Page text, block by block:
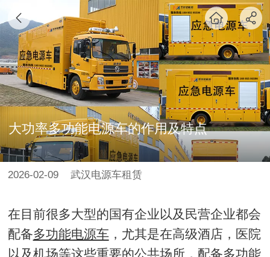
大功率多功能电源车的作用及特点
2026-02-09 武汉电源车租赁
在目前很多大型的国有企业以及民营企业都会
配备多功能电源车，尤其是在高级酒店，医院
以及机场等这些重要的公共场所，配备多功能